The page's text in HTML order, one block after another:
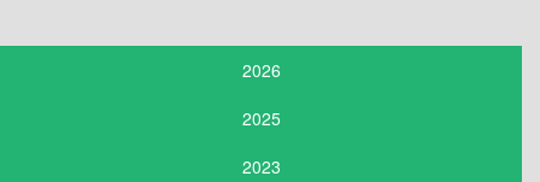
2026
2025
2023